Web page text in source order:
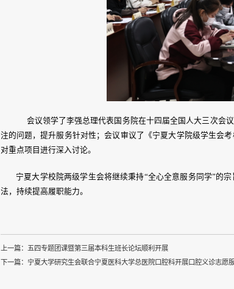
会议领学了李强总理代表国务院在十四届全国人大三次会
注的问题，提升服务针对性；会议审议了《宁夏大学院级学生会
对重点项目进行深入讨论。
宁夏大学校院两级学生会将继续秉持“全心全意服务同学”的宗
法， 持续提高履职能力。
上一篇： 五四专题团课暨第三届本科生班长论坛顺利开展
下一篇： 宁夏大学研究生会联合宁夏医科大学总医院口腔科开展口腔义诊志愿